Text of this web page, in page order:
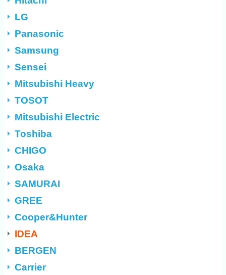
LG
Panasonic
Samsung
Sensei
Mitsubishi Heavy
TOSOT
Mitsubishi Electric
Toshiba
CHIGO
Osaka
SAMURAI
GREE
Cooper&Hunter
IDEA
BERGEN
Carrier